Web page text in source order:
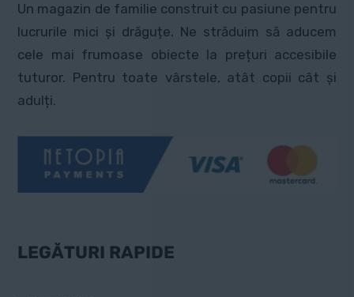
alese
în
pagina
produsului.
Un magazin de familie construit cu pasiune pentru
lucrurile mici și drăguțe. Ne străduim să aducem
cele mai frumoase obiecte la prețuri accesibile
tuturor. Pentru toate vârstele, atât copii cât și
adulți.
LEGĂTURI RAPIDE